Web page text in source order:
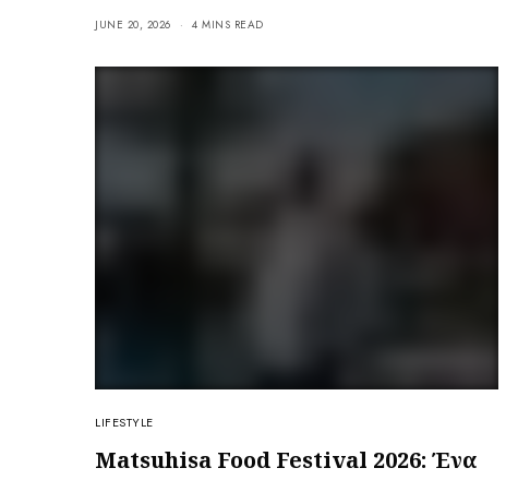
JUNE 20, 2026 4 MINS READ
LIFESTYLE
Matsuhisa Food Festival 2026: Ένα